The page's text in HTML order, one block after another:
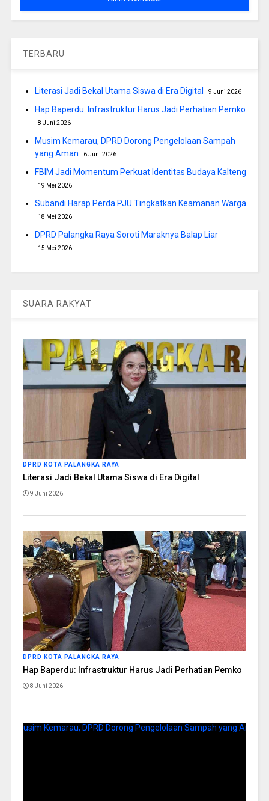
TERBARU
Literasi Jadi Bekal Utama Siswa di Era Digital 9 Juni 2026
Hap Baperdu: Infrastruktur Harus Jadi Perhatian Pemko
8 Juni 2026
Musim Kemarau, DPRD Dorong Pengelolaan Sampah
yang Aman
6 Juni 2026
FBIM Jadi Momentum Perkuat Identitas Budaya Kalteng
19 Mei 2026
Subandi Harap Perda PJU Tingkatkan Keamanan Warga
18 Mei 2026
DPRD Palangka Raya Soroti Maraknya Balap Liar
15 Mei 2026
SUARA RAKYAT
DPRD KOTA PALANGKA RAYA
Literasi Jadi Bekal Utama Siswa di Era Digital
9 Juni 2026
DPRD KOTA PALANGKA RAYA
Hap Baperdu: Infrastruktur Harus Jadi Perhatian Pemko
8 Juni 2026